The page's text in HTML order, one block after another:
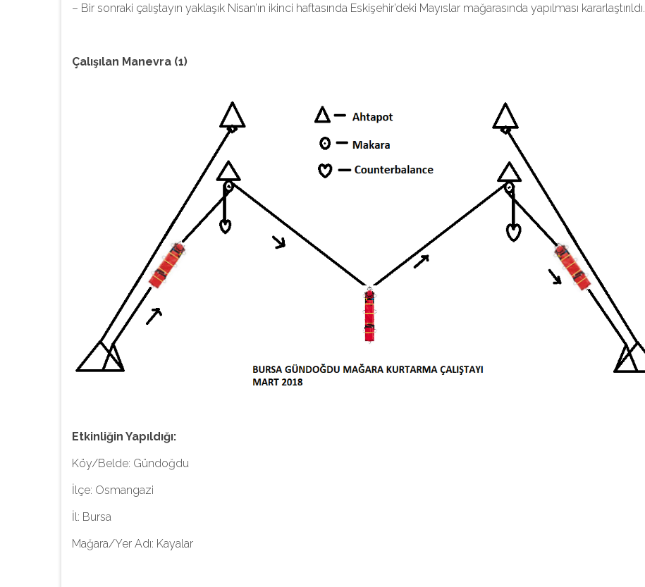
– Bir sonraki çalıştayın yaklaşık Nisan’ın ikinci haftasında Eskişehir’deki Mayıslar mağarasında yapılması kararlaştırıldı.
Çalışılan Manevra (1)
Etkinliğin Yapıldığı:
Köy/Belde: Gündoğdu
İlçe: Osmangazi
İl: Bursa
Mağara/Yer Adı: Kayalar